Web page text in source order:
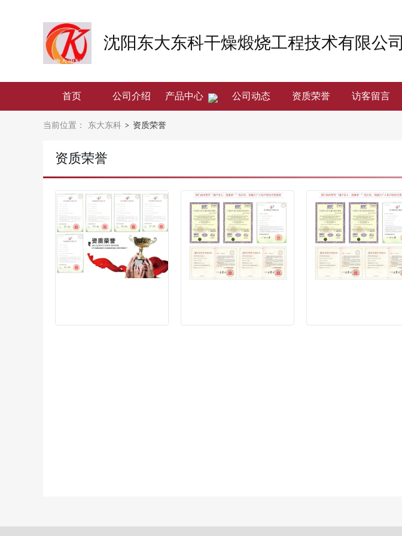
沈阳东大东科干燥煅烧工程技术有限公司
首页 公司介绍 产品中心 公司动态 资质荣誉 访客留言
当前位置： 东大东科 > 资质荣誉
资质荣誉